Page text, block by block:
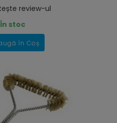
review-ul
În stoc
în Coș